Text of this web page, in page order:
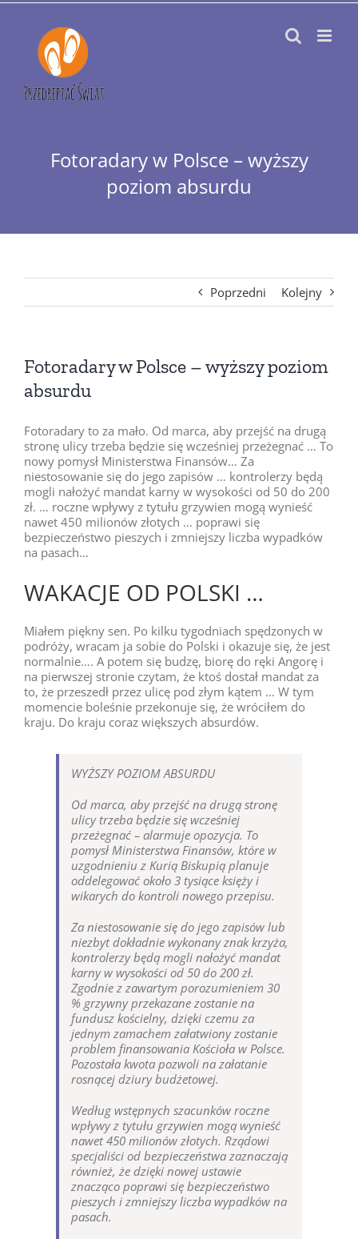
Przejdź
zawartości
Fotoradary w Polsce – wyższy
poziom absurdu
Poprzedni Kolejny
Fotoradary w Polsce – wyższy poziom
absurdu
Fotoradary to za mało. Od marca, aby przejść na drugą
stronę ulicy trzeba będzie się wcześniej przeżegnać … To
nowy pomysł Ministerstwa Finansów… Za
niestosowanie się do jego zapisów … kontrolerzy będą
mogli nałożyć mandat karny w wysokości od 50 do 200
zł. … roczne wpływy z tytułu grzywien mogą wynieść
nawet 450 milionów złotych … poprawi się
bezpieczeństwo pieszych i zmniejszy liczba wypadków
na pasach…
WAKACJE OD POLSKI …
Miałem piękny sen. Po kilku tygodniach spędzonych w
podróży, wracam ja sobie do Polski i okazuje się, że jest
normalnie…. A potem się budzę, biorę do ręki Angorę i
na pierwszej stronie czytam, że ktoś dostał mandat za
to, że przeszedł przez ulicę pod złym kątem … W tym
momencie boleśnie przekonuje się, że wróciłem do
kraju. Do kraju coraz większych absurdów.
WYŻSZY POZIOM ABSURDU
Od marca, aby przejść na drugą stronę
ulicy trzeba będzie się wcześniej
przeżegnać – alarmuje opozycja. To
pomysł Ministerstwa Finansów, które w
uzgodnieniu z Kurią Biskupią planuje
oddelegować około 3 tysiące księży i
wikarych do kontroli nowego przepisu.
Za niestosowanie się do jego zapisów lub
niezbyt dokładnie wykonany znak krzyża,
kontrolerzy będą mogli nałożyć mandat
karny w wysokości od 50 do 200 zł.
Zgodnie z zawartym porozumieniem 30
% grzywny przekazane zostanie na
fundusz kościelny, dzięki czemu za
jednym zamachem załatwiony zostanie
problem finansowania Kościoła w Polsce.
Pozostała kwota pozwoli na załatanie
rosnącej dziury budżetowej.
Według wstępnych szacunków roczne
wpływy z tytułu grzywien mogą wynieść
nawet 450 milionów złotych. Rządowi
specjaliści od bezpieczeństwa zaznaczają
również, że dzięki nowej ustawie
znacząco poprawi się bezpieczeństwo
pieszych i zmniejszy liczba wypadków na
pasach.